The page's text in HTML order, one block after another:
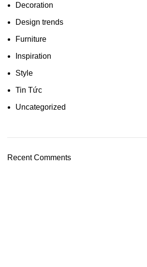
Decoration
Design trends
Furniture
Inspiration
Style
Tin Tức
Uncategorized
Recent Comments